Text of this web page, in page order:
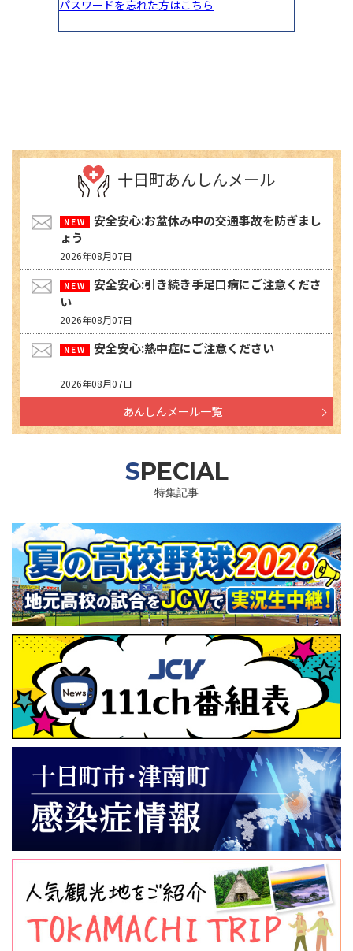
十日町あんしんメール
安全安心:お盆休み中の交通事故を防ぎまし
ょう
2026年08月07日
安全安心:引き続き手足口病にご注意くださ
い
2026年08月07日
安全安心:熱中症にご注意ください
2026年08月07日
あんしんメール一覧
SPECIAL
特集記事